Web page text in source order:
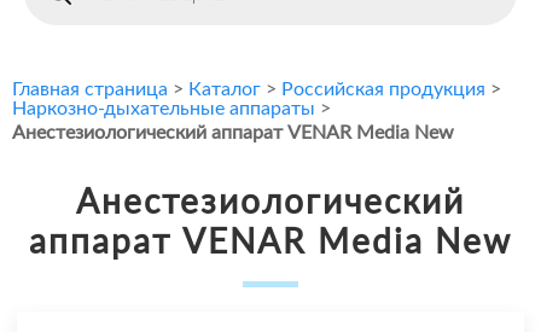
Главная страница > Каталог > Российская продукция >
Наркозно-дыхательные аппараты >
Анестезиологический аппарат VENAR Media New
Анестезиологический
аппарат VENAR Media New